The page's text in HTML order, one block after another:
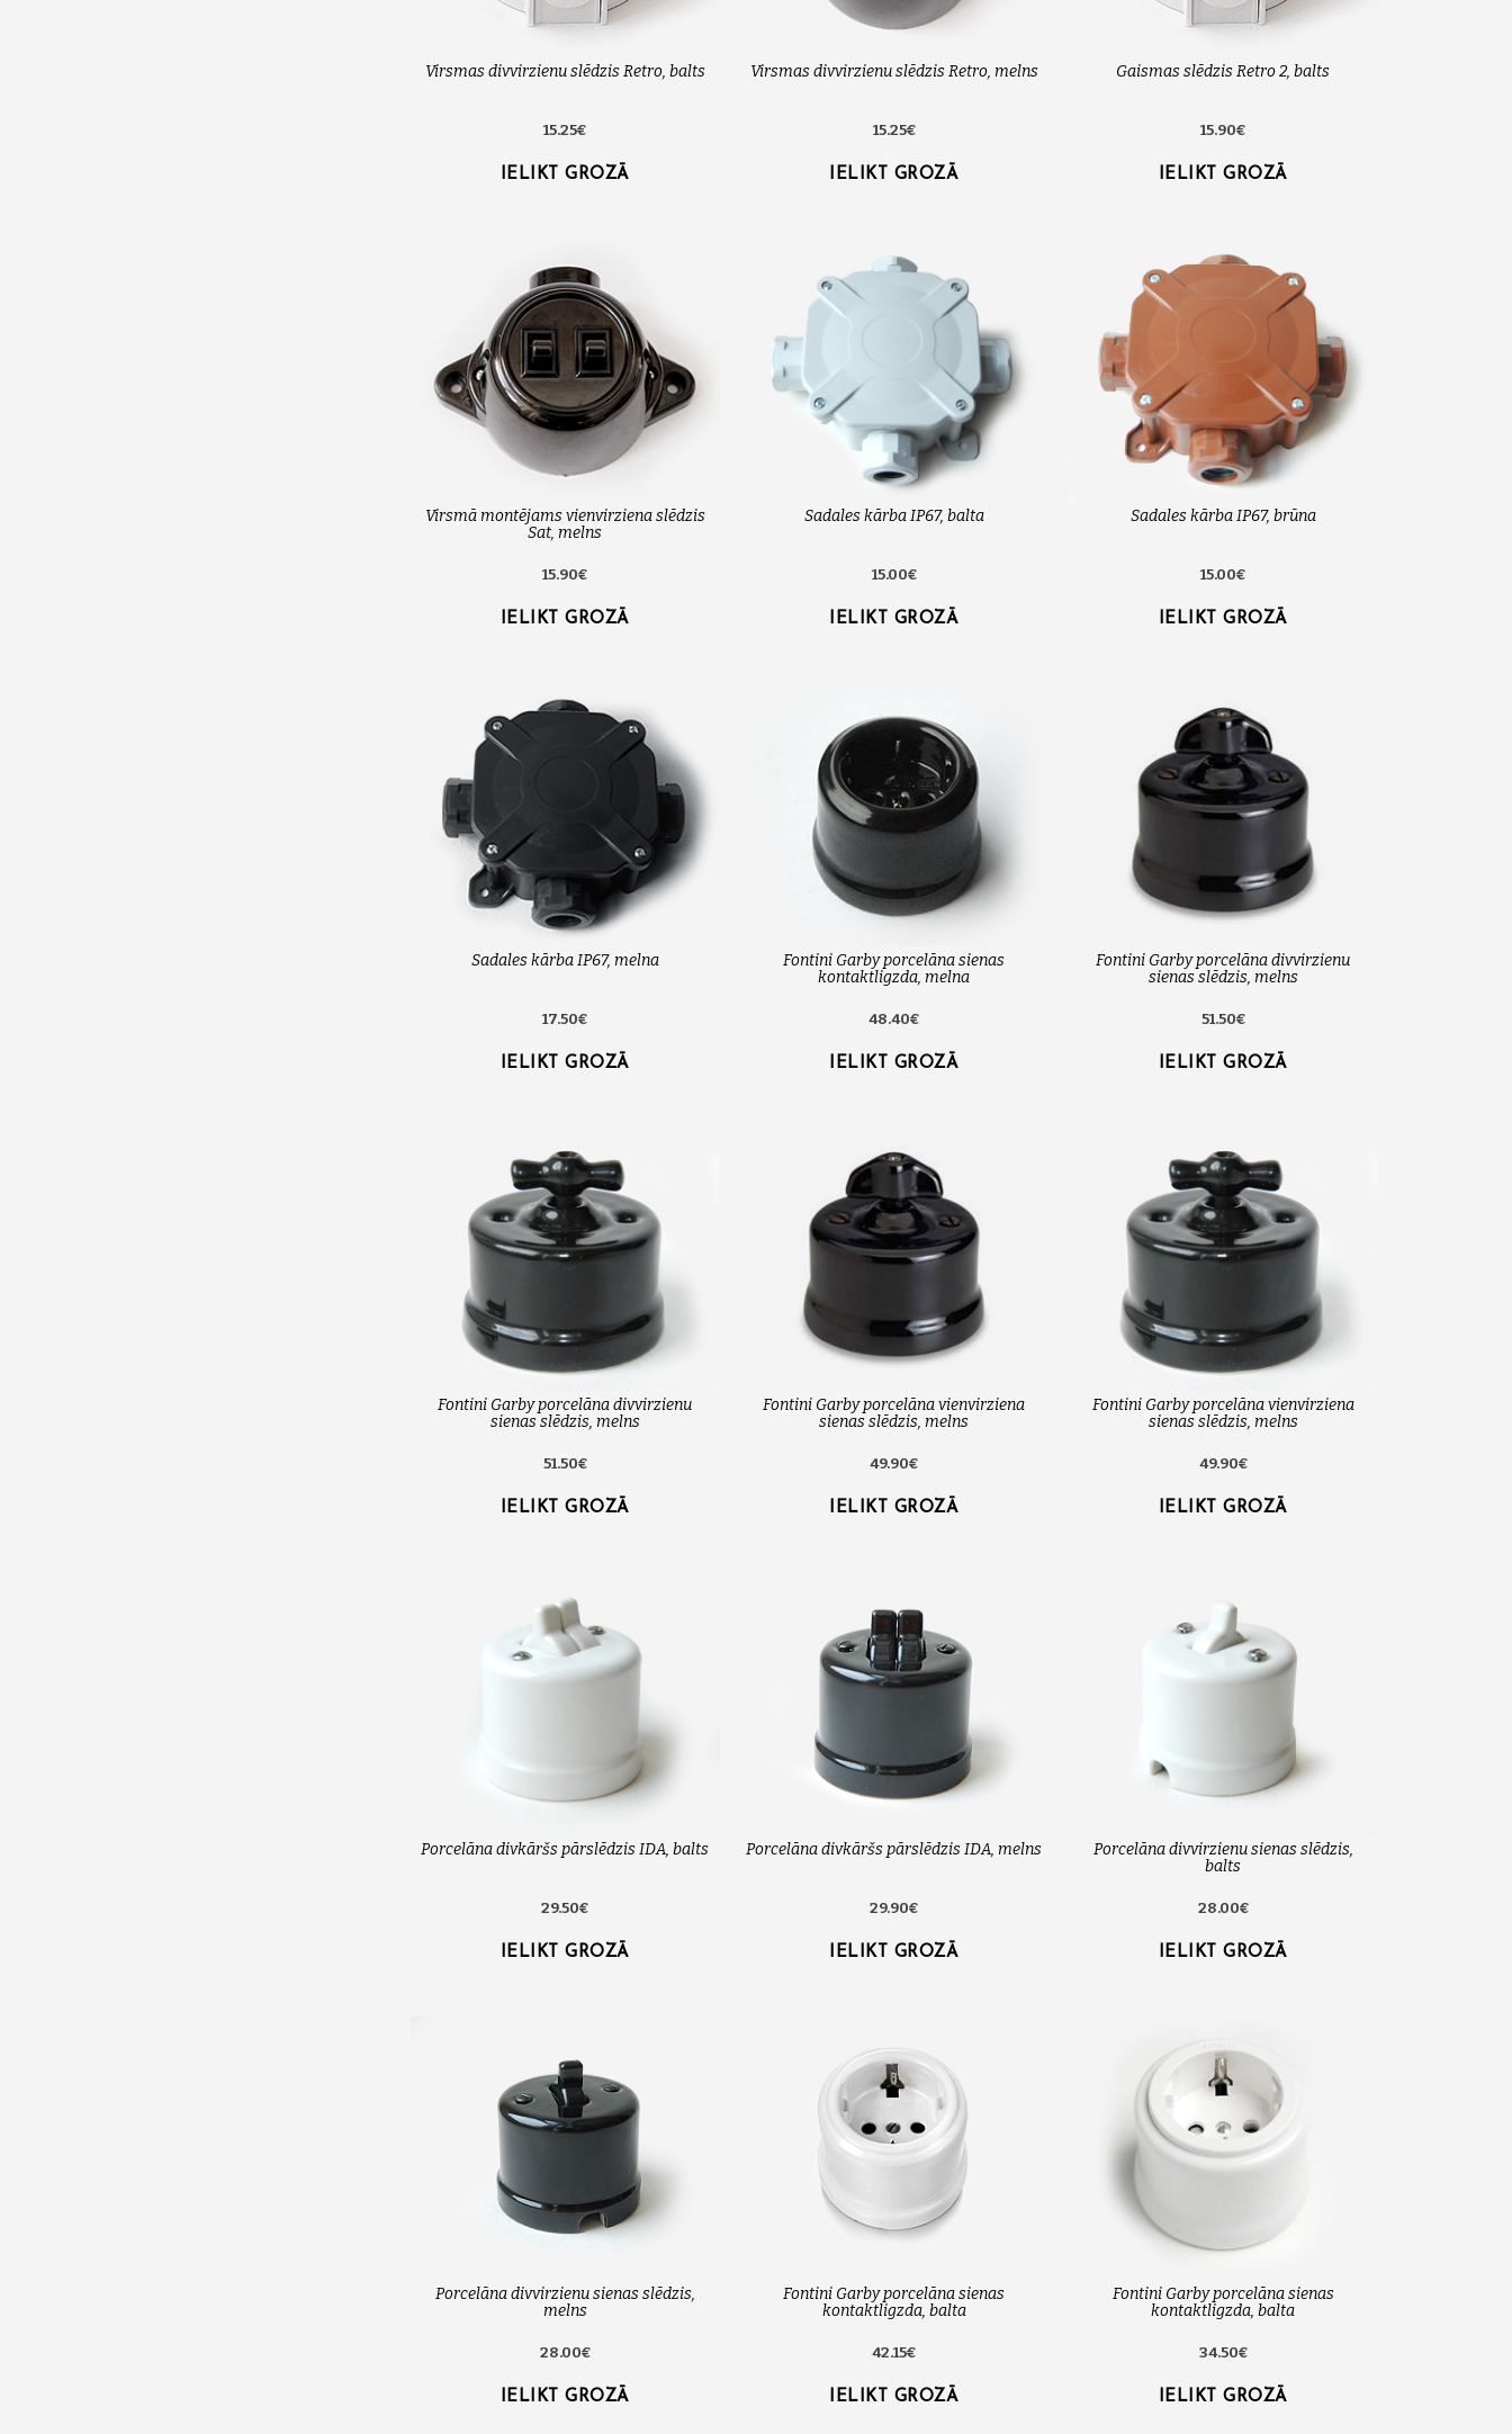
Virsmas divvirzienu slēdzis Retro, balts
15.25€
IELIKT GROZĀ
Virsmas divvirzienu slēdzis Retro, melns
15.25€
IELIKT GROZĀ
Gaismas slēdzis Retro 2, balts
15.90€
IELIKT GROZĀ
Virsmā montējams vienvirziena slēdzis
Sat, melns
15.90€
IELIKT GROZĀ
Sadales kārba IP67, balta
15.00€
IELIKT GROZĀ
Sadales kārba IP67, brūna
15.00€
IELIKT GROZĀ
Sadales kārba IP67, melna
17.50€
IELIKT GROZĀ
Fontini Garby porcelāna sienas
kontaktligzda, melna
48.40€
IELIKT GROZĀ
Fontini Garby porcelāna divvirzienu
sienas slēdzis, melns
51.50€
IELIKT GROZĀ
Fontini Garby porcelāna divvirzienu
sienas slēdzis, melns
51.50€
IELIKT GROZĀ
Fontini Garby porcelāna vienvirziena
sienas slēdzis, melns
49.90€
IELIKT GROZĀ
Fontini Garby porcelāna vienvirziena
sienas slēdzis, melns
49.90€
IELIKT GROZĀ
Porcelāna divkāršs pārslēdzis IDA, balts
29.50€
IELIKT GROZĀ
Porcelāna divkāršs pārslēdzis IDA, melns
29.90€
IELIKT GROZĀ
Porcelāna divvirzienu sienas slēdzis,
balts
28.00€
IELIKT GROZĀ
Porcelāna divvirzienu sienas slēdzis,
melns
28.00€
IELIKT GROZĀ
Fontini Garby porcelāna sienas
kontaktligzda, balta
42.15€
IELIKT GROZĀ
Fontini Garby porcelāna sienas
kontaktligzda, balta
34.50€
IELIKT GROZĀ